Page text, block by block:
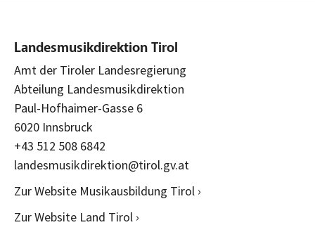
Landesmusikdirektion Tirol
Amt der Tiroler Landesregierung
Abteilung Landesmusikdirektion
Paul-Hofhaimer-Gasse 6
6020 Innsbruck
+43 512 508 6842
landesmusikdirektion@tirol.gv.at
Zur Website Musikausbildung Tirol ›
Zur Website Land Tirol ›